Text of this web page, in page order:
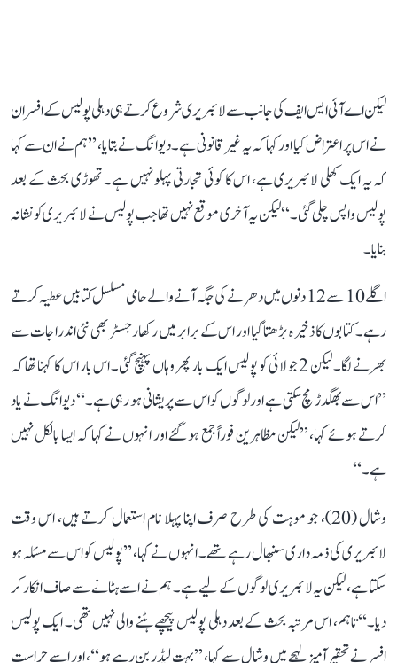
لیکن اے آئی ایس ایف کی جانب سے لائبریری شروع کرتے ہی دہلی پولیس کے افسران
نے اس پر اعتراض کیا اور کہا کہ یہ غیر قانونی ہے۔ دیوانگ نے بتایا، ’’ہم نے ان سے کہا
کہ یہ ایک کھلی لائبریری ہے، اس کا کوئی تجارتی پہلو نہیں ہے۔ تھوڑی بحث کے بعد
پولیس واپس چلی گئی۔‘‘ لیکن یہ آخری موقع نہیں تھا جب پولیس نے لائبریری کو نشانہ
بنایا۔
اگلے 10 سے 12 دنوں میں دھرنے کی جگہ آنے والے حامی مسلسل کتابیں عطیہ کرتے
رہے۔ کتابوں کا ذخیرہ بڑھتا گیا اور اس کے برابر میں رکھا رجسٹر بھی نئی اندراجات سے
بھرنے لگا۔ لیکن 2 جولائی کو پولیس ایک بار پھر وہاں پہنچ گئی۔ اس بار اس کا کہنا تھا کہ
’’اس سے بھگدڑ مچ سکتی ہے اور لوگوں کو اس سے پریشانی ہو رہی ہے۔‘‘ دیوانگ نے یاد
کرتے ہوئے کہا، ’’لیکن مظاہرین فوراً جمع ہو گئے اور انہوں نے کہا کہ ایسا بالکل نہیں
ہے۔‘‘
وشال (20)، جو موہت کی طرح صرف اپنا پہلا نام استعمال کرتے ہیں، اس وقت
لائبریری کی ذمہ داری سنبھال رہے تھے۔ انہوں نے کہا، ’’پولیس کو اس سے مسئلہ ہو
سکتا ہے، لیکن یہ لائبریری لوگوں کے لیے ہے۔ ہم نے اسے ہٹانے سے صاف انکار کر
دیا۔‘‘ تاہم، اس مرتبہ بحث کے بعد دہلی پولیس پیچھے ہٹنے والی نہیں تھی۔ ایک پولیس
افسر نے تحقیر آمیز لہجے میں وشال سے کہا، ’’بہت لیڈر بن رہے ہو‘‘، اور اسے حراست